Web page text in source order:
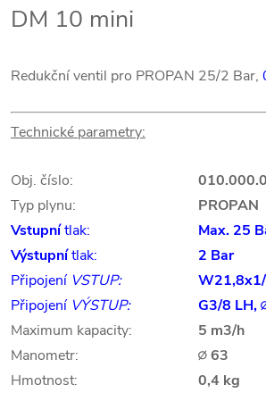
DM 10 mini
Redukční ventil pro PROPAN 25/2 Bar,
Technické parametry:
Obj. číslo:
Typ plynu:
PROPAN
Vstupnítlak:
Max. 25
Výstupnítlak:
2 Bar
Připojení VSTUP:
Připojení VÝSTUP:
G3/8 LH,
Maximum kapacity:
5 m3/h
Manometr:
∅ 63
Hmotnost:
0,4 kg